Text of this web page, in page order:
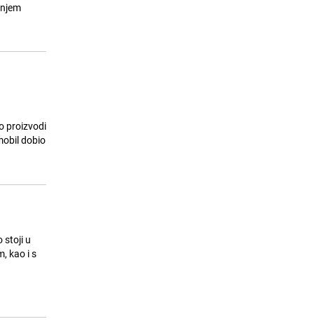
proizvodi
dobio
stoji u
kao i s